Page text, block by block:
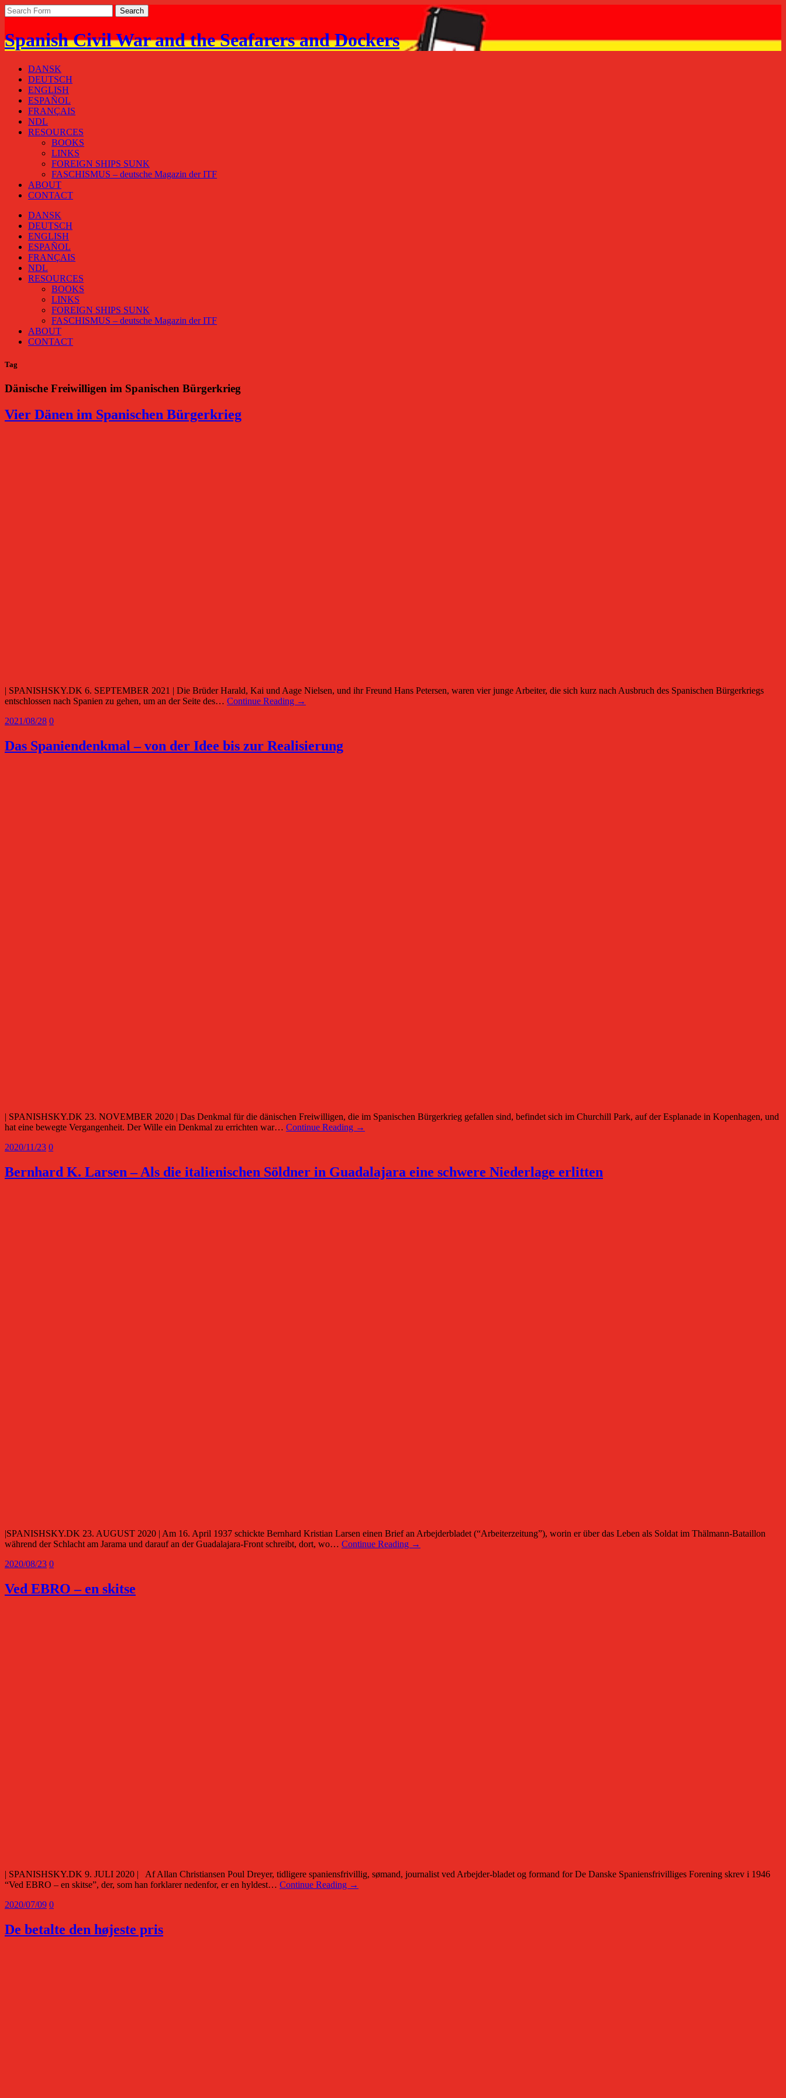
Spanish Civil War and the Seafarers and Dockers
DANSK
DEUTSCH
ENGLISH
ESPAÑOL
FRANÇAIS
NDL
RESOURCES
BOOKS
LINKS
FOREIGN SHIPS SUNK
FASCHISMUS – deutsche Magazin der ITF
ABOUT
CONTACT
DANSK
DEUTSCH
ENGLISH
ESPAÑOL
FRANÇAIS
NDL
RESOURCES
BOOKS
LINKS
FOREIGN SHIPS SUNK
FASCHISMUS – deutsche Magazin der ITF
ABOUT
CONTACT
Tag
Dänische Freiwilligen im Spanischen Bürgerkrieg
Vier Dänen im Spanischen Bürgerkrieg
| SPANISHSKY.DK 6. SEPTEMBER 2021 | Die Brüder Harald, Kai und Aage Nielsen, und ihr Freund Hans Petersen, waren vier junge Arbeiter, die sich kurz nach Ausbruch des Spanischen Bürgerkriegs
entschlossen nach Spanien zu gehen, um an der Seite des… Continue Reading →
2021/08/28 0
Das Spaniendenkmal – von der Idee bis zur Realisierung
| SPANISHSKY.DK 23. NOVEMBER 2020 | Das Denkmal für die dänischen Freiwilligen, die im Spanischen Bürgerkrieg gefallen sind, befindet sich im Churchill Park, auf der Esplanade in Kopenhagen, und
hat eine bewegte Vergangenheit. Der Wille ein Denkmal zu errichten war… Continue Reading →
2020/11/23 0
Bernhard K. Larsen – Als die italienischen Söldner in Guadalajara eine schwere Niederlage erlitten
|SPANISHSKY.DK 23. AUGUST 2020 | Am 16. April 1937 schickte Bernhard Kristian Larsen einen Brief an Arbejderbladet (“Arbeiterzeitung”), worin er über das Leben als Soldat im Thälmann-Bataillon
während der Schlacht am Jarama und darauf an der Guadalajara-Front schreibt, dort, wo… Continue Reading →
2020/08/23 0
Ved EBRO – en skitse
| SPANISHSKY.DK 9. JULI 2020 | Af Allan Christiansen Poul Dreyer, tidligere spaniensfrivillig, sømand, journalist ved Arbejder-bladet og formand for De Danske Spaniensfrivilliges Forening skrev i 1946
“Ved EBRO – en skitse”, der, som han forklarer nedenfor, er en hyldest… Continue Reading →
2020/07/09 0
De betalte den højeste pris